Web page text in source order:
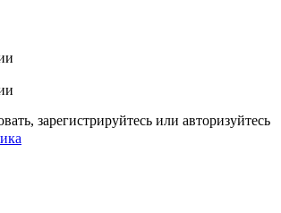
зарегистрируйтесь или авторизуйтесь